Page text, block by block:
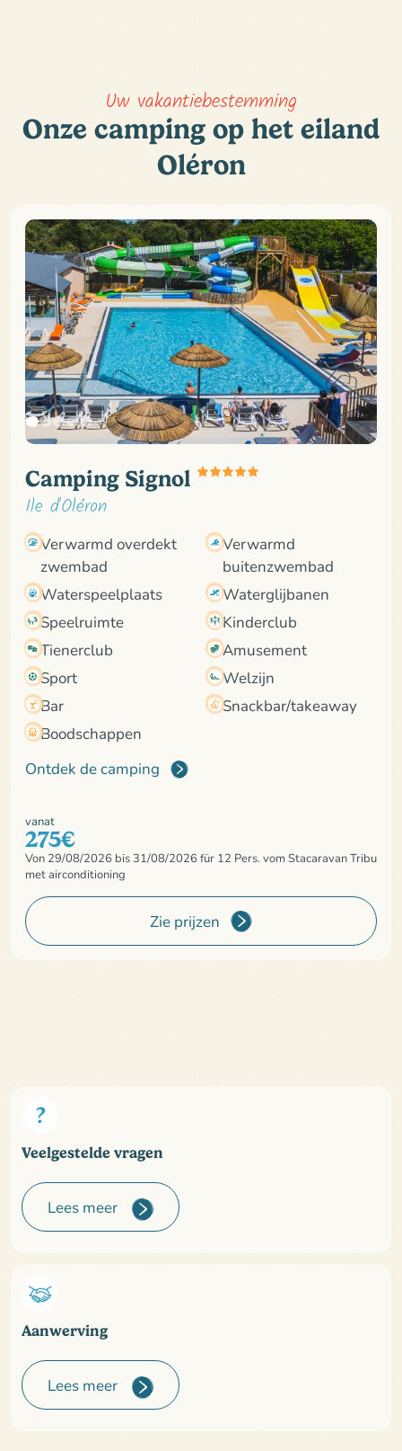
Uw vakantiebestemming
Onze camping op het eiland
Oléron
Camping Signol
Ile d'Oléron
Verwarmd overdekt
zwembad
Verwarmd
buitenzwembad
Waterspeelplaats
Waterglijbanen
Speelruimte
Kinderclub
Tienerclub
Amusement
Sport
Welzijn
Bar
Snackbar/takeaway
Boodschappen
Ontdek de camping
vanat
275€
Von 29/08/2026 bis 31/08/2026 für 12 Pers. vom Stacaravan Tribu
met airconditioning
Zie prijzen
Veelgestelde vragen
Lees meer
Aanwerving
Lees meer